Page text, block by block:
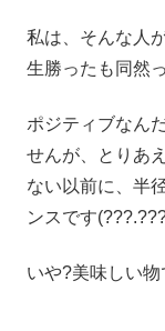
私は、そんな人
生勝ったも同然
ポジティブなん
せんが、とりあ
ない以前に、半
ンスです
いや?美味しい